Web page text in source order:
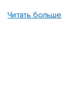
Читать больше